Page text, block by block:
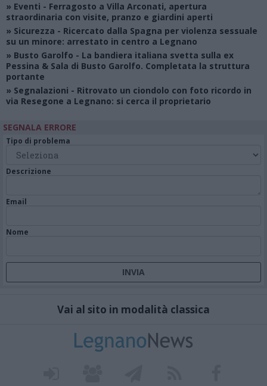
» Eventi - Ferragosto a Villa Arconati, apertura
straordinaria con visite, pranzo e giardini aperti
» Sicurezza - Ricercato dalla Spagna per violenza sessuale
su un minore: arrestato in centro a Legnano
» Busto Garolfo - La bandiera italiana svetta sulla ex
Pessina & Sala di Busto Garolfo. Completata la struttura
portante
» Segnalazioni - Ritrovato un ciondolo con foto ricordo in
via Resegone a Legnano: si cerca il proprietario
SEGNALA ERRORE
Tipo di problema
Descrizione
Email
Nome
Vai al sito in modalità classica